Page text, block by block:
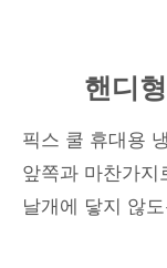
핸디
픽스 쿨 휴대용
앞쪽과 마찬가지
날개에 닿지 않